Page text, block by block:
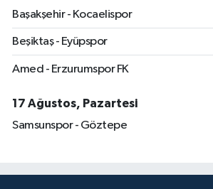
Başakşehir - Kocaelispor
Beşiktaş - Eyüpspor
Amed - Erzurumspor FK
17 Ağustos, Pazartesi
Samsunspor - Göztepe